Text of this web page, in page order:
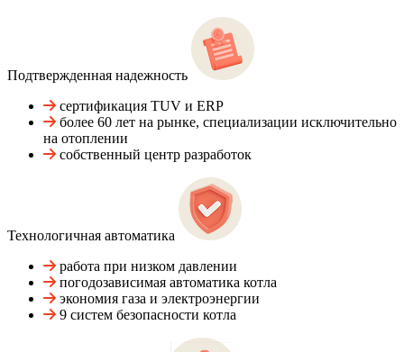
Подтвержденная надежность
сертификация TUV и ERP
более 60 лет на рынке, специализации исключительно
на отоплении
собственный центр разработок
Технологичная автоматика
работа при низком давлении
погодозависимая автоматика котла
экономия газа и электроэнергии
9 систем безопасности котла